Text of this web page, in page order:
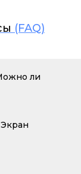
(FAQ)
ли